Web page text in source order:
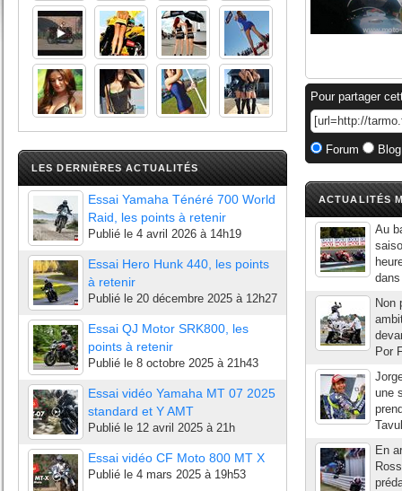
LES DERNIÈRES ACTUALITÉS
Essai Yamaha Ténéré 700 World
Raid, les points à retenir
Publié le 4 avril 2026 à 14h19
Essai Hero Hunk 440, les points
à retenir
Publié le 20 décembre 2025 à 12h27
Essai QJ Motor SRK800, les
points à retenir
Publié le 8 octobre 2025 à 21h43
Essai vidéo Yamaha MT 07 2025
standard et Y AMT
Publié le 12 avril 2025 à 21h
Essai vidéo CF Moto 800 MT X
Publié le 4 mars 2025 à 19h53
Pour partager
Forum
ACTUALITÉS
Au
Non
Por
une
En